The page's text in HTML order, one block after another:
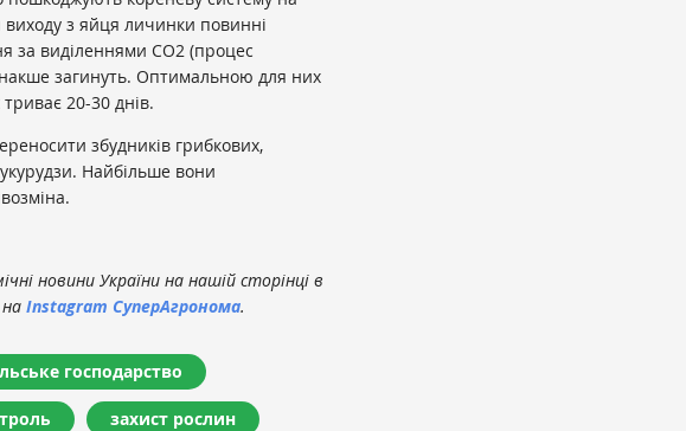
виходу з яйця личинки повинні
за виділеннями CO2 (процес
загинуть. Оптимальною для них
20-30 днів.
збудників грибкових,
Найбільше вони
новини України на нашій сторінці в
Instagram СуперАгронома.
господарство
захист рослин